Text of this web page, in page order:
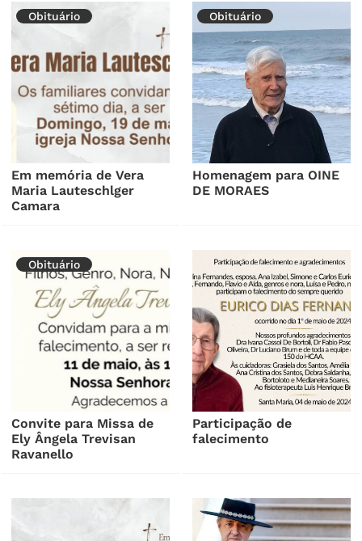
Obituário
Em memória de Vera
Maria Lauteschlger
Camara
Obituário
Homenagem para OINE
DE MORAES
Obituário
Convite para Missa de
Ely Ângela Trevisan
Ravanello
Participação de
falecimento